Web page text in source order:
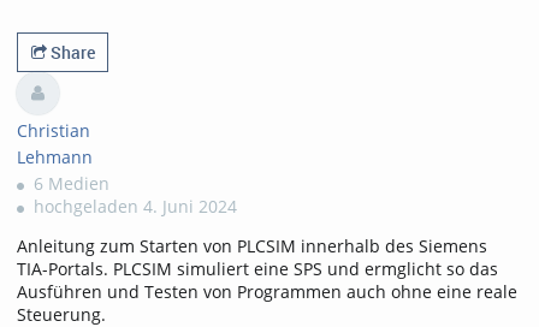
views
favorites
Share
Christian
Lehmann
6 Medien
hochgeladen 4. Juni 2024
Anleitung zum Starten von PLCSIM innerhalb des Siemens
TIA-Portals. PLCSIM simuliert eine SPS und ermglicht so das
Ausführen und Testen von Programmen auch ohne eine reale
Steuerung.